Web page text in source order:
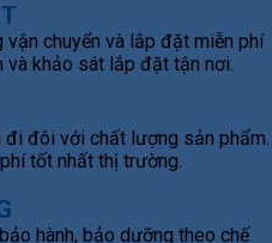
chuyển và lắp đặt miễn phí
và khảo sát lắp đặt tận nơi.
đi đôi với chất lượng sản phẩm.
tốt nhất thị trường.
hành, bảo dưỡng theo chế